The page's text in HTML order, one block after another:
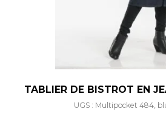
TABLIER DE BISTROT EN
UGS : Multipocket 484,